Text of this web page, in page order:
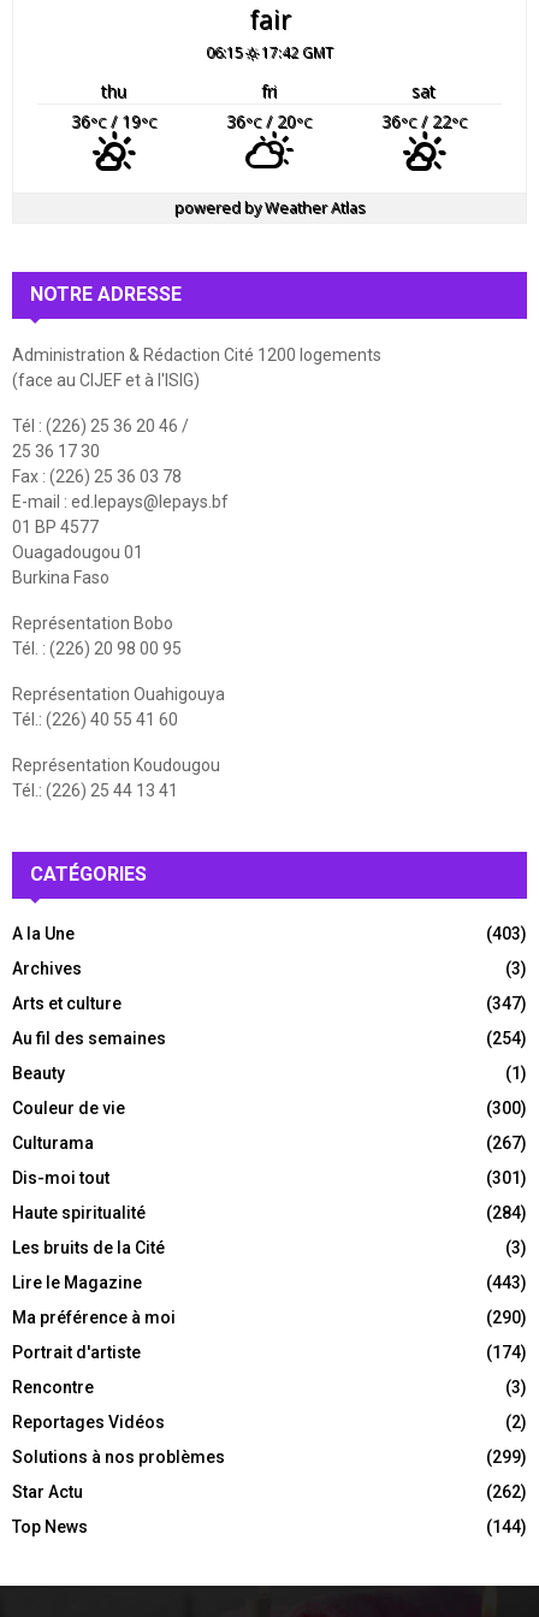
fair
06:15 17:42 GMT
thu fri
sat
36°C/ 19°C 36°C/ 20°C 36°C/ 22°C
powered byWeather Atlas
NOTRE ADRESSE
Administration & Rédaction Cité 1200 logements
(face au CIJEF et à l'ISIG)
Tél : (226) 25 36 20 46 /
25 36 17 30
Fax : (226) 25 36 03 78
E-mail : ed.lepays@lepays.bf
01 BP 4577
Ouagadougou 01
Burkina Faso
Représentation Bobo
Tél. : (226) 20 98 00 95
Représentation Ouahigouya
Tél.: (226) 40 55 41 60
Représentation Koudougou
Tél.: (226) 25 44 13 41
CATÉGORIES
A la Une
(403)
Archives
(3)
Arts et culture
(347)
Au fil des semaines
(254)
Beauty
(1)
Couleur de vie
(300)
Culturama
(267)
Dis-moi tout
(301)
Haute spiritualité
(284)
Les bruits de la Cité
(3)
Lire le Magazine
(443)
Ma préférence à moi
(290)
Portrait d'artiste
(174)
Rencontre
(3)
Reportages Vidéos
(2)
Solutions à nos problèmes
(299)
Star Actu
(262)
Top News
(144)